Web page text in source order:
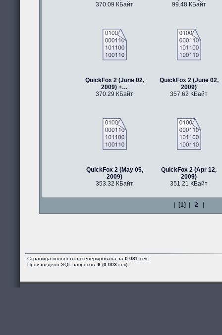
370.09 КБайт
99.48 КБайт
QuickFox 2 (June 02,
2009) +…
370.29 КБайт
QuickFox 2 (June 02,
2009)
357.62 КБайт
QuickFox 2 (May 05,
2009)
353.32 КБайт
QuickFox 2 (Apr 12,
2009)
351.21 КБайт
[1] 2
Страница полностью сгенерирована за 0.031 сек.
Произведено SQL запросов: 6 (0.003 сек).